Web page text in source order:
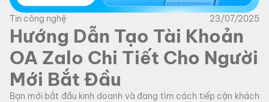
Tin công nghệ 23/07/2025
Hướng Dẫn Tạo Tài Khoản
OA Zalo Chi Tiết Cho Người
Mới Bắt Đầu
Bạn mới bắt đầu kinh doanh và đang tìm cách tiếp cận khách